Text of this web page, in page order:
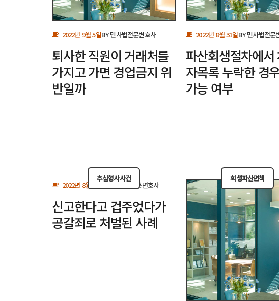
2022년 9월 5일BY민사법전문변호사
퇴사한 직원이 거래처를
가지고 가면 경업금지 위
반일까
2022년 8월 31일BY민사법전문
파산회생절차에서
자목록 누락한 경
가능 여부
추심형사사건
2022년 8월 14일BY 민사법전문변호사
신고한다고 겁주었다가
공갈죄로 처벌된 사례
회생파산면책